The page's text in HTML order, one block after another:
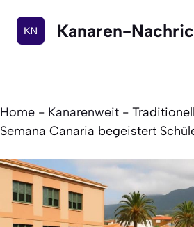
Inhalt
springen
Kanaren-
Home - Kanarenweit -
Semana Canaria begeistert